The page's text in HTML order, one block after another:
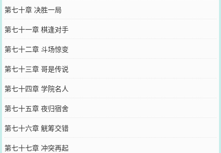
第七十章 决胜一局
第七十一章 棋逢对手
第七十二章 斗场惊变
第七十三章 哥是传说
第七十四章 学院名人
第七十五章 夜归宿舍
第七十六章 觥筹交错
第七十七章 冲突再起